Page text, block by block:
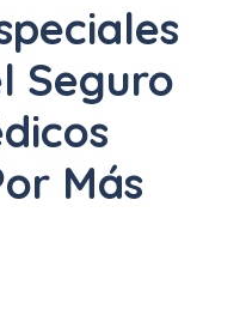
Seguro
Más